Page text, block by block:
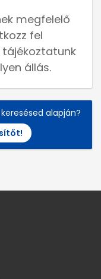
megfelelő
fel
állás.
alapján?